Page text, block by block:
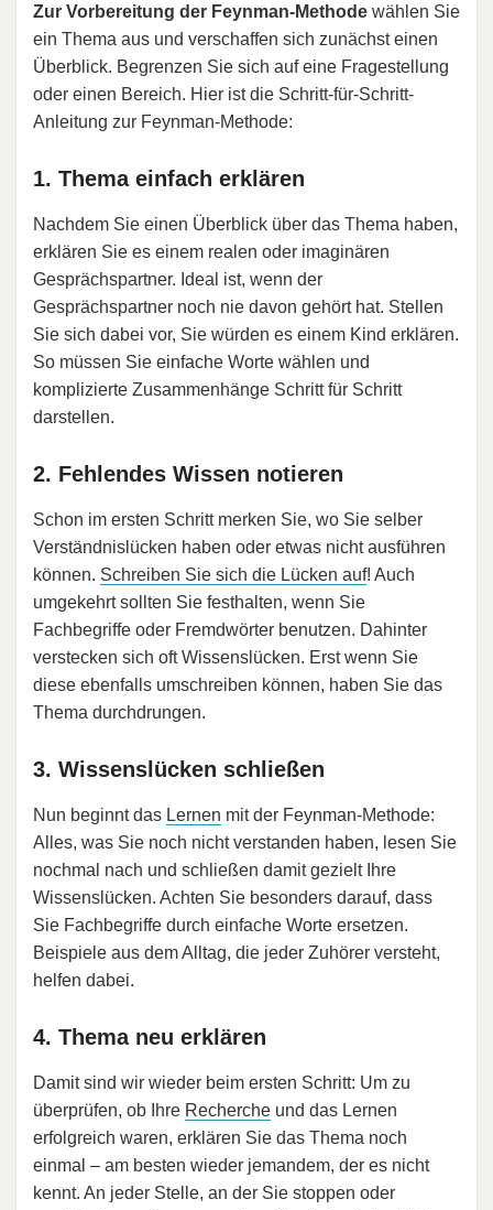
Zur Vorbereitung der Feynman-Methode wählen Sie
ein Thema aus und verschaffen sich zunächst einen
Überblick. Begrenzen Sie sich auf eine Fragestellung
oder einen Bereich. Hier ist die Schritt-für-Schritt-
Anleitung zur Feynman-Methode:
1. Thema einfach erklären
Nachdem Sie einen Überblick über das Thema haben,
erklären Sie es einem realen oder imaginären
Gesprächspartner. Ideal ist, wenn der
Gesprächspartner noch nie davon gehört hat. Stellen
Sie sich dabei vor, Sie würden es einem Kind erklären.
So müssen Sie einfache Worte wählen und
komplizierte Zusammenhänge Schritt für Schritt
darstellen.
2. Fehlendes Wissen notieren
Schon im ersten Schritt merken Sie, wo Sie selber
Verständnislücken haben oder etwas nicht ausführen
können. Schreiben Sie sich die Lücken auf! Auch
umgekehrt sollten Sie festhalten, wenn Sie
Fachbegriffe oder Fremdwörter benutzen. Dahinter
verstecken sich oft Wissenslücken. Erst wenn Sie
diese ebenfalls umschreiben können, haben Sie das
Thema durchdrungen.
3. Wissenslücken schließen
Nun beginnt das Lernen mit der Feynman-Methode:
Alles, was Sie noch nicht verstanden haben, lesen Sie
nochmal nach und schließen damit gezielt Ihre
Wissenslücken. Achten Sie besonders darauf, dass
Sie Fachbegriffe durch einfache Worte ersetzen.
Beispiele aus dem Alltag, die jeder Zuhörer versteht,
helfen dabei.
4. Thema neu erklären
Damit sind wir wieder beim ersten Schritt: Um zu
überprüfen, ob Ihre Recherche und das Lernen
erfolgreich waren, erklären Sie das Thema noch
einmal – am besten wieder jemandem, der es nicht
kennt. An jeder Stelle, an der Sie stoppen oder